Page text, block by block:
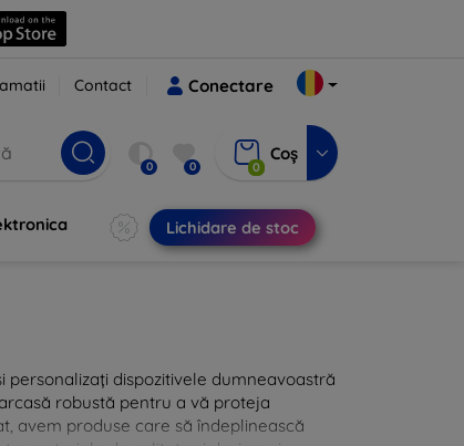
Contact Conectare
0 0 0
Coș
Lichidare de stoc
personalizați dispozitivele dumneavoastră
robustă pentru a vă proteja
avem produse care să îndeplinească